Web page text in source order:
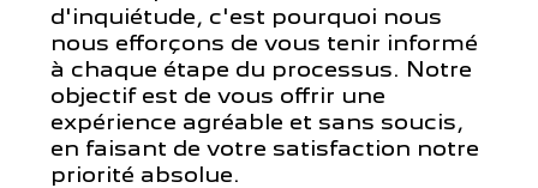
d'inquiétude, c'est pourquoi nous
nous efforçons de vous tenir informé
à chaque étape du processus. Notre
objectif est de vous offrir une
expérience agréable et sans soucis,
en faisant de votre satisfaction notre
priorité absolue.